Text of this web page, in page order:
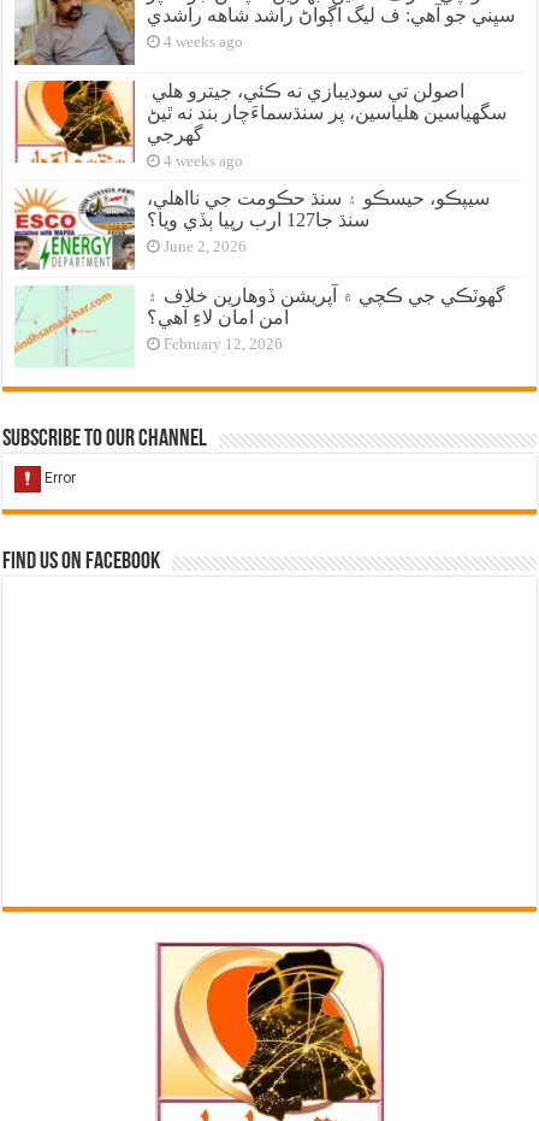
سڀني جو آهي: ف ليگ اڳواڻ راشد شاهه راشدي
4 weeks ago
سگهياسين هلياسين، پر سنڌسماءَچار بند نه ٿيڻ
گهرجي
4 weeks ago
سيپڪو، حيسڪو ۽ سنڌ حڪومت جي نااهلي،
سنڌ جا127 ارب رپيا ٻڏي ويا؟
June 2, 2026
گهوٽڪي جي ڪچي ۾ آپريشن ڏوهارين خلاف ۽
امن امان لاءِ آهي؟
February 12, 2026
Subscribe to our Channel
Find us on Facebook